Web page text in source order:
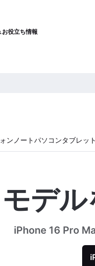
お役立ち情報
ン ノートパソコンタブレット
モデ
iPhone 16 Pro